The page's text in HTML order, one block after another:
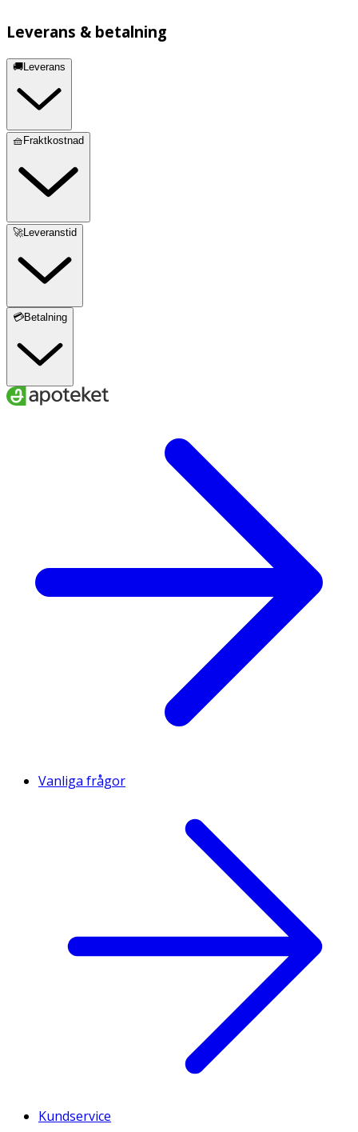
Leverans & betalning
🚚Leverans
🧺Fraktkostnad
🚀Leveranstid
💳Betalning
Vanliga frågor
Kundservice